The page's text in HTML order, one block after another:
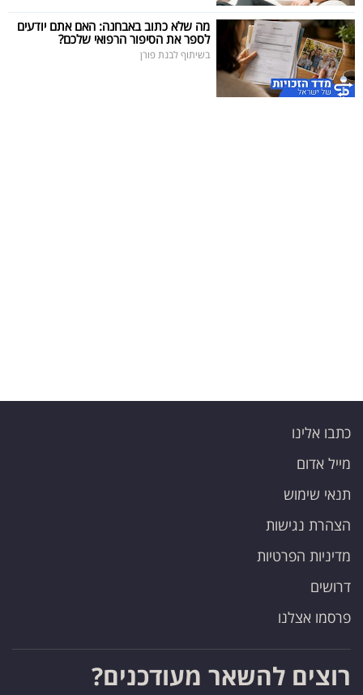
מה שלא כתוב באבחנה: האם אתם יודעים
לספר את הסיפור הרפואי שלכם?
בשיתוף לבנת פורן
כתבו אלינו
מייל אדום
תנאי שימוש
הצהרת נגישות
מדיניות הפרטיות
דרושים
פרסמו אצלנו
רוצים להשאר מעודכנים?